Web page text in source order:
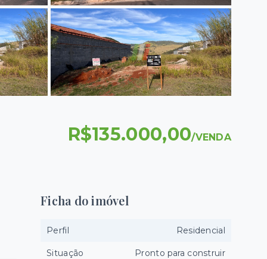
R$135.000,00/VENDA
Ficha do imóvel
Perfil Residencial
Situação Pronto para construir